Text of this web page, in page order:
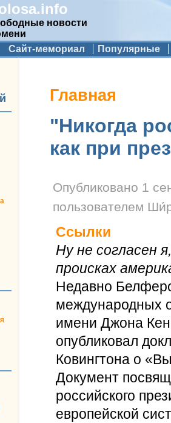
новости
меню
Сайт-мемориал Популярные
Вы здесь
Главная
"Никогда
как при
Опубликовано 1
пользователем
Ссылки
Ну не согласен
происках
Недавно
международных
имени Джона
опубликовал
Ковингтона о
Документ
российского
европейской